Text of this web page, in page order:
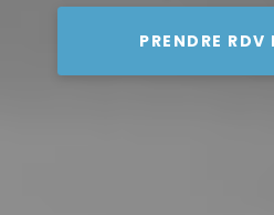
PRENDRE RDV